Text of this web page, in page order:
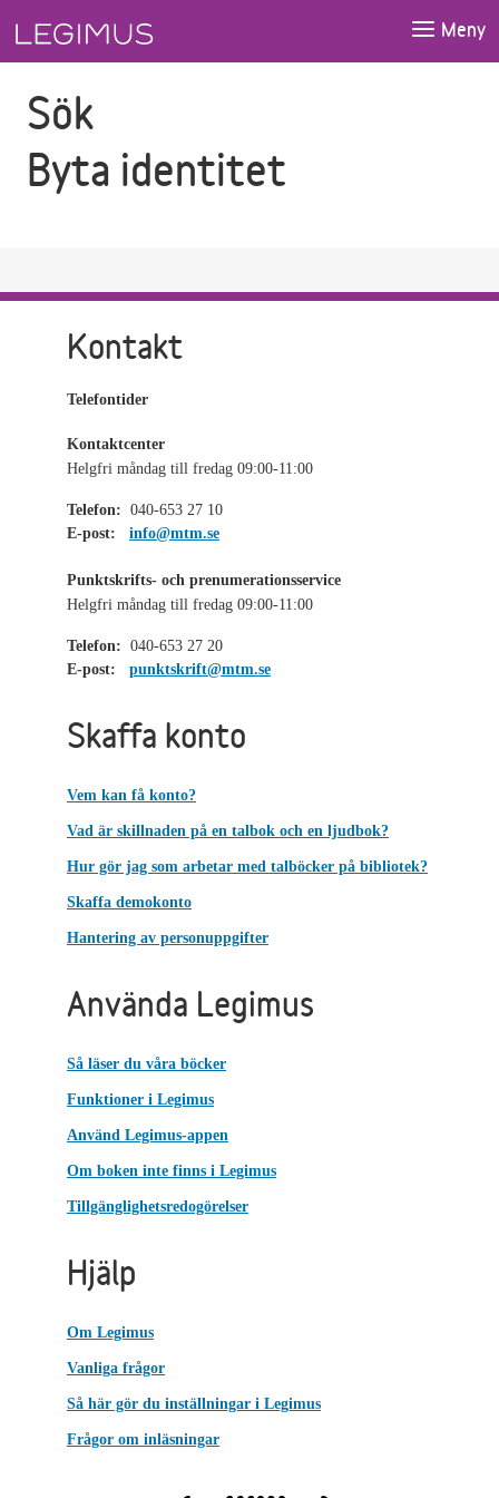
Meny
Sök
Byta identitet
Kontakt
Telefontider
Kontaktcenter
Helgfri måndag till fredag 09:00-11:00
Telefon: 040-653 27 10
E-post:
info@mtm.se
Punktskrifts- och prenumerationsservice
Helgfri måndag till fredag 09:00-11:00
Telefon: 040-653 27 20
E-post:
punktskrift@mtm.se
Skaffa konto
Vem kan få konto?
Vad är skillnaden på en talbok och en ljudbok?
Hur gör jag som arbetar med talböcker på bibliotek?
Skaffa demokonto
Hantering av personuppgifter
Använda Legimus
Så läser du våra böcker
Funktioner i Legimus
Använd Legimus-appen
Om boken inte finns i Legimus
Tillgänglighetsredogörelser
Hjälp
Om Legimus
Vanliga frågor
Så här gör du inställningar i Legimus
Frågor om inläsningar